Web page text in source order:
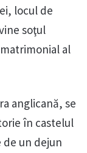
locul de
soţul
al
anglicană, se
în castelul
de un dejun